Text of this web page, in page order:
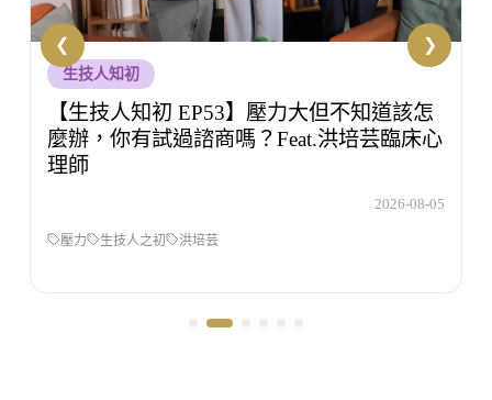
敏敏輕鬆學
【敏敏輕鬆學 EP51】主管以後只能佛系
當？勞基法專家小米老師：說話方式才是合
規關鍵
2026-08-04
敏敏輕鬆學 吳虹儀 職場霸凌